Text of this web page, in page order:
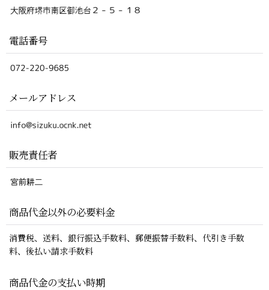
電話番号
メールアドレス
販売責任者
商品代金以外の必要料金
消費税、送料、銀行振込手数料、郵便振替手数料、代引き手数
料、後払い請求手数料
商品代金の支払い時期